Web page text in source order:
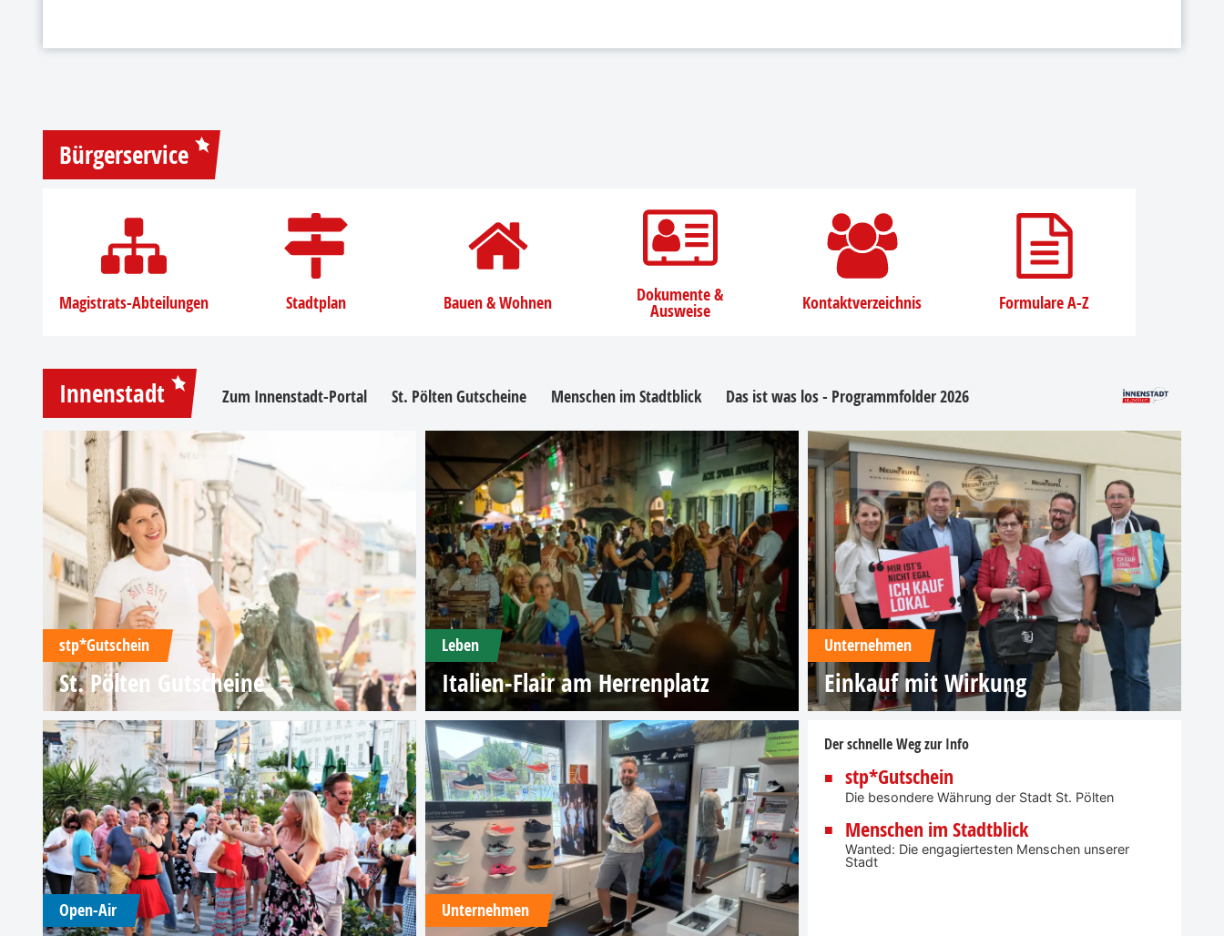
Bürgerservice
Magistrats-Abteilungen Stadtplan Bauen & Wohnen Dokumente &
Ausweise Kontaktverzeichnis Formulare A-Z
Innenstadt Zum Innenstadt-Portal St. Pölten Gutscheine Menschen im Stadtblick Das ist was los - Programmfolder 2026
stp*Gutschein
St. Pölten Gutscheine
Leben
Italien-Flair am Herrenplatz
Unternehmen
Einkauf mit Wirkung
Open-Air Unternehmen
Der schnelle Weg zur Info
stp*Gutschein
Die besondere Währung der Stadt St. Pölten
Menschen im Stadtblick
Wanted: Die engagiertesten Menschen unserer
Stadt